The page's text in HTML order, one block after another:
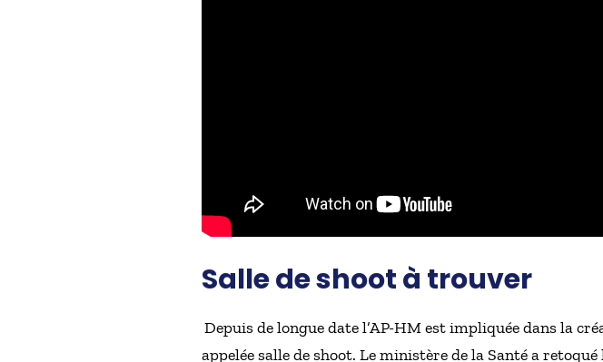
Salle de shoot à trouver
Depuis de longue date l’AP-HM est impliquée dans la
appelée salle de shoot. Le ministère de la Santé a